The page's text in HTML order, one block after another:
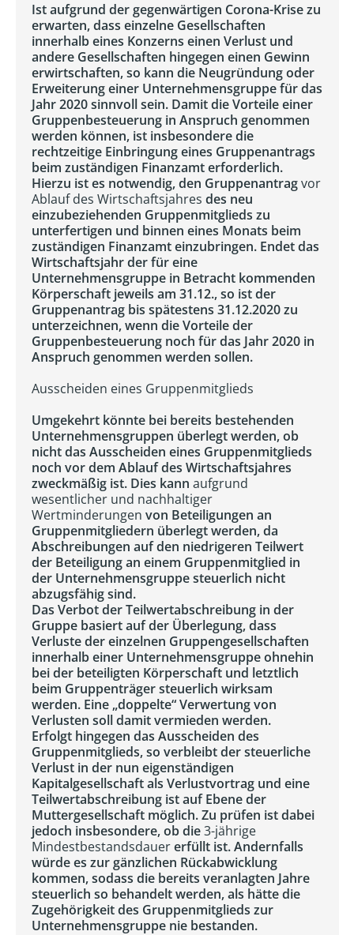
Ist aufgrund der gegenwärtigen Corona-Krise zu
erwarten, dass einzelne Gesellschaften
innerhalb eines Konzerns einen Verlust und
andere Gesellschaften hingegen einen Gewinn
erwirtschaften, so kann die Neugründung oder
Erweiterung einer Unternehmensgruppe für das
Jahr 2020 sinnvoll sein. Damit die Vorteile einer
Gruppenbesteuerung in Anspruch genommen
werden können, ist insbesondere die
rechtzeitige Einbringung eines Gruppenantrags
beim zuständigen Finanzamt erforderlich.
Hierzu ist es notwendig, den Gruppenantragvor
Ablauf des Wirtschaftsjahres des neu
einzubeziehenden Gruppenmitglieds zu
unterfertigen und binnen eines Monats beim
zuständigen Finanzamt einzubringen. Endet das
Wirtschaftsjahr der für eine
Unternehmensgruppe in Betracht kommenden
Körperschaft jeweils am 31.12., so ist der
Gruppenantrag bis spätestens 31.12.2020 zu
unterzeichnen, wenn die Vorteile der
Gruppenbesteuerung noch für das Jahr 2020 in
Anspruch genommen werden sollen.
Ausscheiden eines Gruppenmitglieds
Umgekehrt könnte bei bereits bestehenden
Unternehmensgruppen überlegt werden, ob
nicht das Ausscheiden eines Gruppenmitglieds
noch vor dem Ablauf des Wirtschaftsjahres
zweckmäßig ist. Dies kann aufgrund
wesentlicher und nachhaltiger
Wertminderungen von Beteiligungen an
Gruppenmitgliedern überlegt werden, da
Abschreibungen auf den niedrigeren Teilwert
der Beteiligung an einem Gruppenmitglied in
der Unternehmensgruppe steuerlich nicht
abzugsfähig sind.
Das Verbot der Teilwertabschreibung in der
Gruppe basiert auf der Überlegung, dass
Verluste der einzelnen Gruppengesellschaften
innerhalb einer Unternehmensgruppe ohnehin
bei der beteiligten Körperschaft und letztlich
beim Gruppenträger steuerlich wirksam
werden. Eine „doppelte“ Verwertung von
Verlusten soll damit vermieden werden.
Erfolgt hingegen das Ausscheiden des
Gruppenmitglieds, so verbleibt der steuerliche
Verlust in der nun eigenständigen
Kapitalgesellschaft als Verlustvortrag und eine
Teilwertabschreibung ist auf Ebene der
Muttergesellschaft möglich. Zu prüfen ist dabei
jedoch insbesondere, ob die3-jährige
Mindestbestandsdauererfüllt ist. Andernfalls
würde es zur gänzlichen Rückabwicklung
kommen, sodass die bereits veranlagten Jahre
steuerlich so behandelt werden, als hätte die
Zugehörigkeit des Gruppenmitglieds zur
Unternehmensgruppe nie bestanden.